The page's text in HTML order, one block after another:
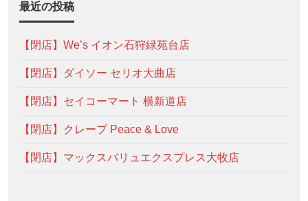
最近の投稿
【閉店】We’s イオン石狩緑苑台店
【閉店】ダイソー セリオ大曲店
【閉店】セイコーマート 横新道店
【閉店】クレープ Peace & Love
【閉店】マックスバリュエクスプレス大牧店